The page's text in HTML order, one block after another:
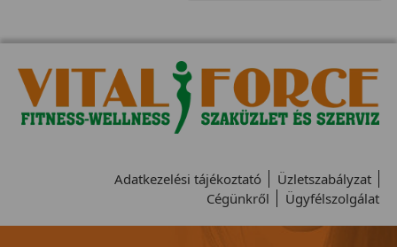
Adatkezelési tájékoztató
Üzletszabályzat
Cégünkről
Ügyfélszolgálat